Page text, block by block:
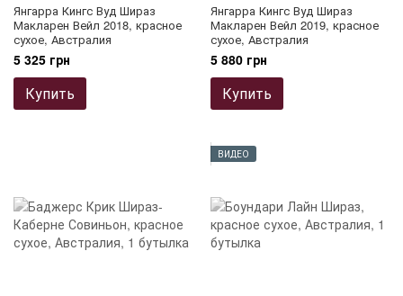
Янгарра Кингс Вуд Шираз
Макларен Вейл 2018, красное
сухое, Австралия
5 325 грн
Купить
Янгарра Кингс Вуд Шираз
Макларен Вейл 2019, красное
сухое, Австралия
5 880 грн
Купить
ВИДЕО